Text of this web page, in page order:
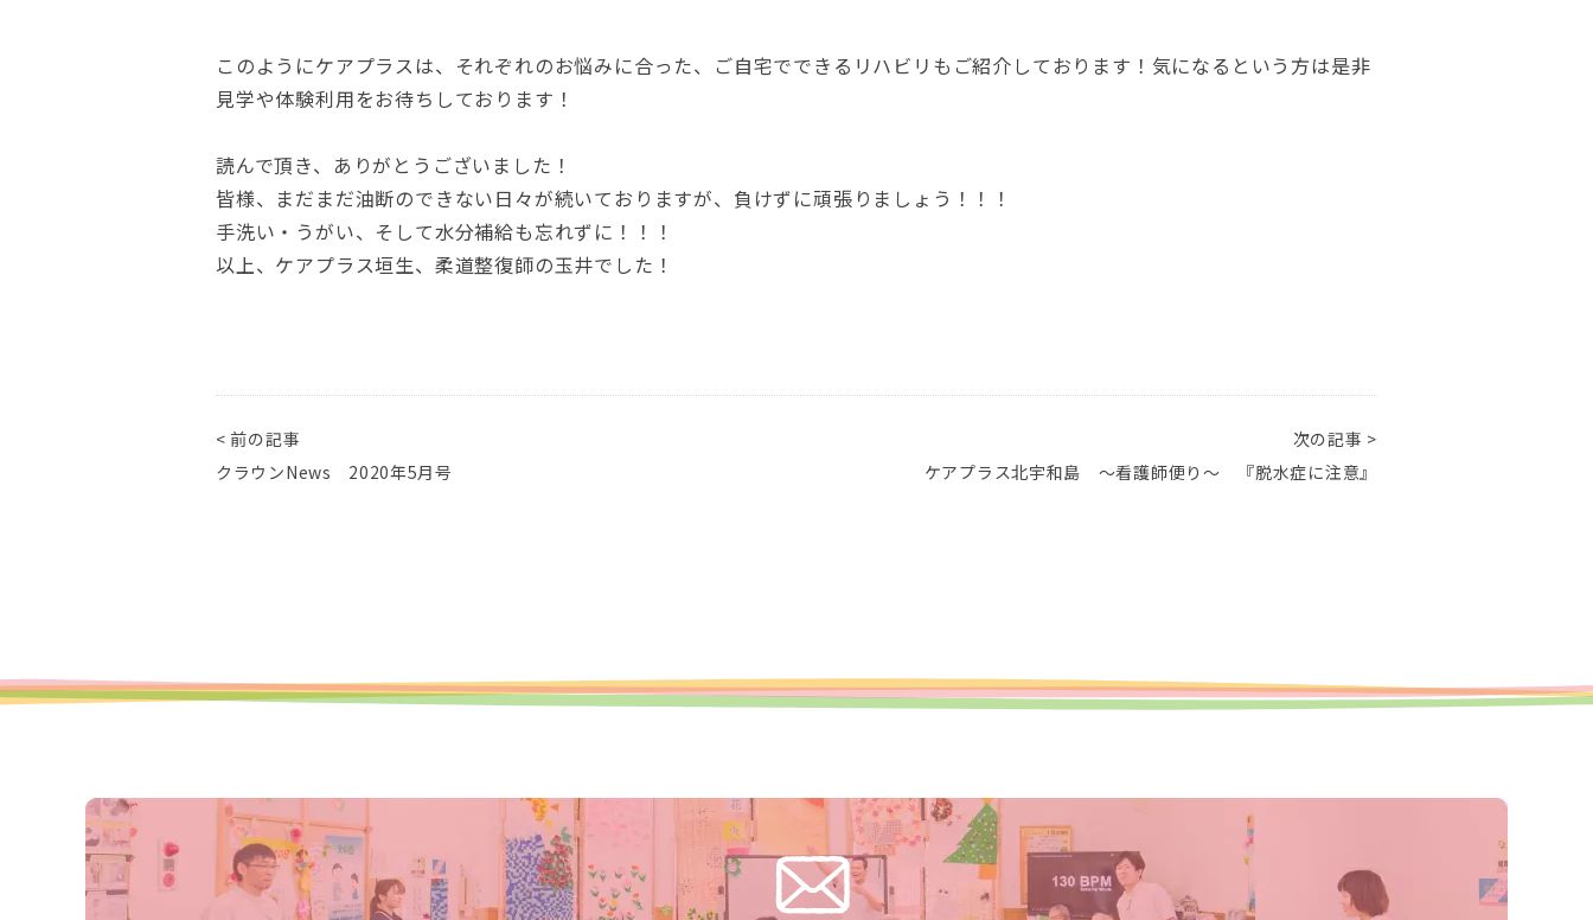
このようにケアプラスは、それぞれのお悩みに合った、ご自宅でできるリハビリもご紹介しております！気になるという方は是非
見学や体験利用をお待ちしております！
読んで頂き、ありがとうございました！
皆様、まだまだ油断のできない日々が続いておりますが、負けずに頑張りましょう！！！
手洗い・うがい、そして水分補給も忘れずに！！！
以上、ケアプラス垣生、柔道整復師の玉井でした！
< 前の記事
クラウンNews 2020年5月号
次の記事 >
ケアプラス北宇和島 ～看護師便り～ 『脱水症に注意』